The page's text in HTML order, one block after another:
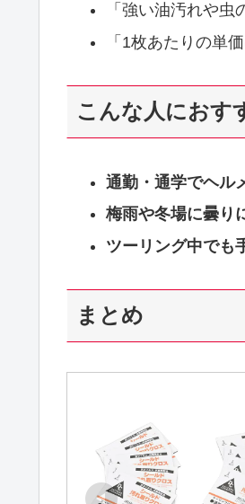
「強い油汚れや虫
「1枚あたりの単
こんな人におす
通勤・通学でヘル
梅雨や冬場に曇り
ツーリング中でも
まとめ